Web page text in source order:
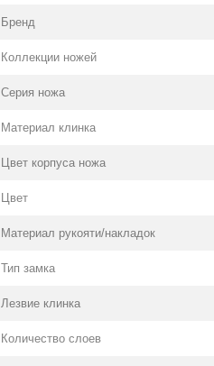
Бренд
Коллекции ножей
Серия ножа
Материал клинка
Цвет корпуса ножа
Цвет
Материал рукояти/накладок
Тип замка
Лезвие клинка
Количество слоев